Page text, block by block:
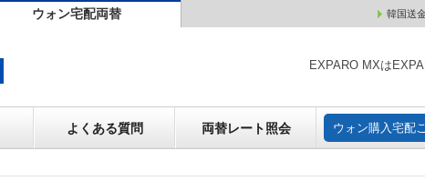
ウォン宅配両替 韓国送
EXPARO MXは
よくある質問 両替レート照会 ウォン購入宅配
ウォン売却 ウォン購